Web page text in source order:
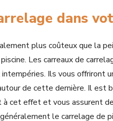
dans
plus coûteux que la
Les carreaux de
Ils vous offriront
de cette dernière. Il est
cet effet et vous assurent
le carrelage de